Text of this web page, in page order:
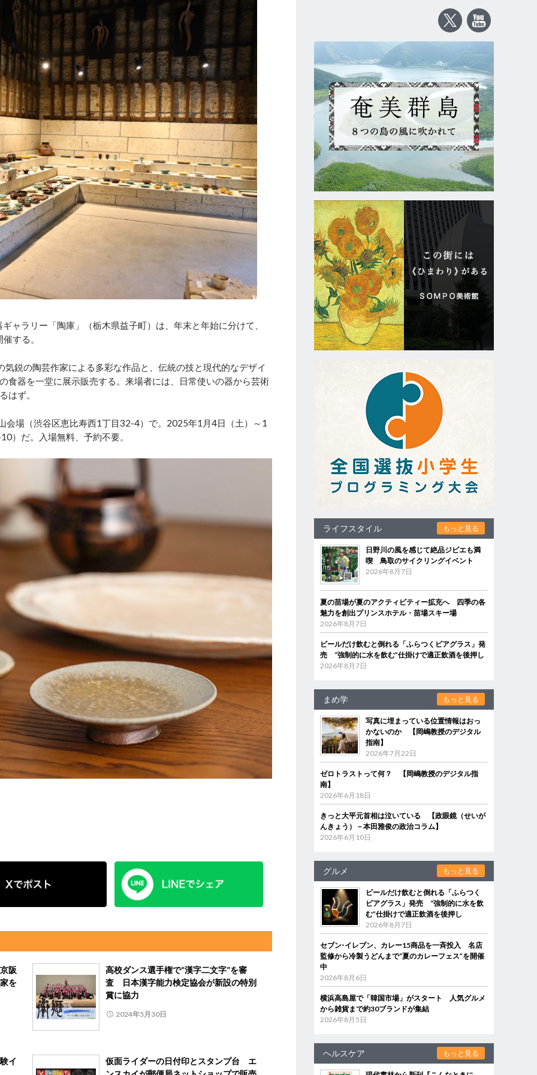
ラリー「陶庫」（栃木県益子町）は、年末と年始に分けて、
する。
鋭の陶芸作家による多彩な作品と、伝統の技と現代的なデザイ
食器を一堂に展示販売する。来場者には、日常使いの器から芸術
はず。
場（渋谷区恵比寿西1丁目32-4）で。2025年1月4日（土）～1
）だ。入場無料、予約不要。
阪
を
高校ダンス選手権で“漢字二文字”を審
査 日本漢字能力検定協会が新設の特別
賞に協力
2024年5月30日
イ
仮面ライダーの日付印とスタンプ台 エ
ライフスタイル もっと見る
日野川の風を感じて絶品ジビエも満
喫 鳥取のサイクリングイベント
2026年8月7日
夏の苗場が夏のアクティビティー拡充へ 四季の各
魅力を創出プリンスホテル・苗場スキー場
2026年8月7日
ビールだけ飲むと倒れる「ふらつくビアグラス」発
売 “強制的に水を飲む”仕掛けで適正飲酒を後押し
2026年8月7日
まめ学 もっと見る
写真に埋まっている位置情報はおっ
かないのか 【岡嶋教授のデジタル
指南】
2026年7月22日
ゼロトラストって何？ 【岡嶋教授のデジタル指
南】
2026年6月18日
きっと大平元首相は泣いている 【政眼鏡（せいが
んきょう）－本田雅俊の政治コラム】
2026年6月10日
グルメ もっと見る
ビールだけ飲むと倒れる「ふらつく
ビアグラス」発売 “強制的に水を飲
む”仕掛けで適正飲酒を後押し
2026年8月7日
セブン‐イレブン、カレー15商品を一斉投入 名店
監修から冷製うどんまで“夏のカレーフェス”を開催
中
2026年8月6日
横浜高島屋で「韓国市場」がスタート 人気グルメ
から雑貨まで約30ブランドが集結
2026年8月5日
ヘルスケア もっと見る